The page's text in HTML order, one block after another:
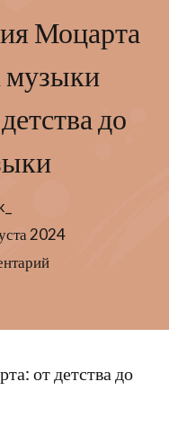
Моцарта
до
2024
к
Моцарта